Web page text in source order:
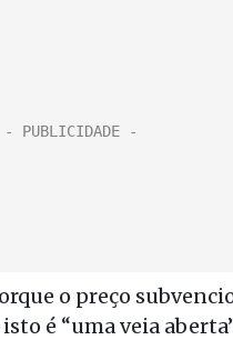
o preço
é “uma veia